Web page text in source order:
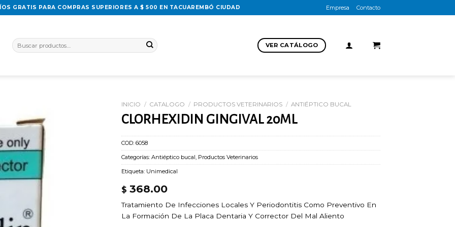
GRATIS PARA COMPRAS SUPERIORES A $ 500 EN TACUAREMBÓ CIUDAD Empresa Contacto
Buscar
por:
VER CATÁLOGO
Añadir
de
INICIO / CATALOGO / PRODUCTOS VETERINARIOS / ANTIÉPTICO BUCAL
CLORHEXIDIN GINGIVAL 20ML
COD: 6058
Categorías: Antiéptico bucal Productos Veterinarios
Etiqueta: Unimedical
$ 368.00
Tratamiento De Infecciones Locales Y Periodontitis Como Preventivo En
La Formación De La Placa Dentaria Y Corrector Del Mal Aliento